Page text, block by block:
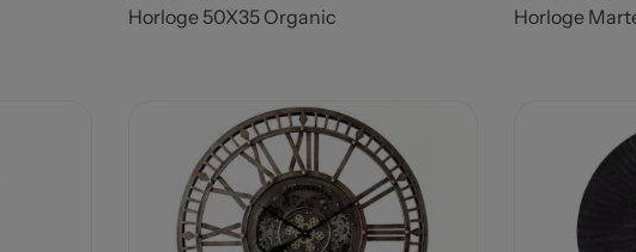
Horloge 50X35 Organic
Horloge